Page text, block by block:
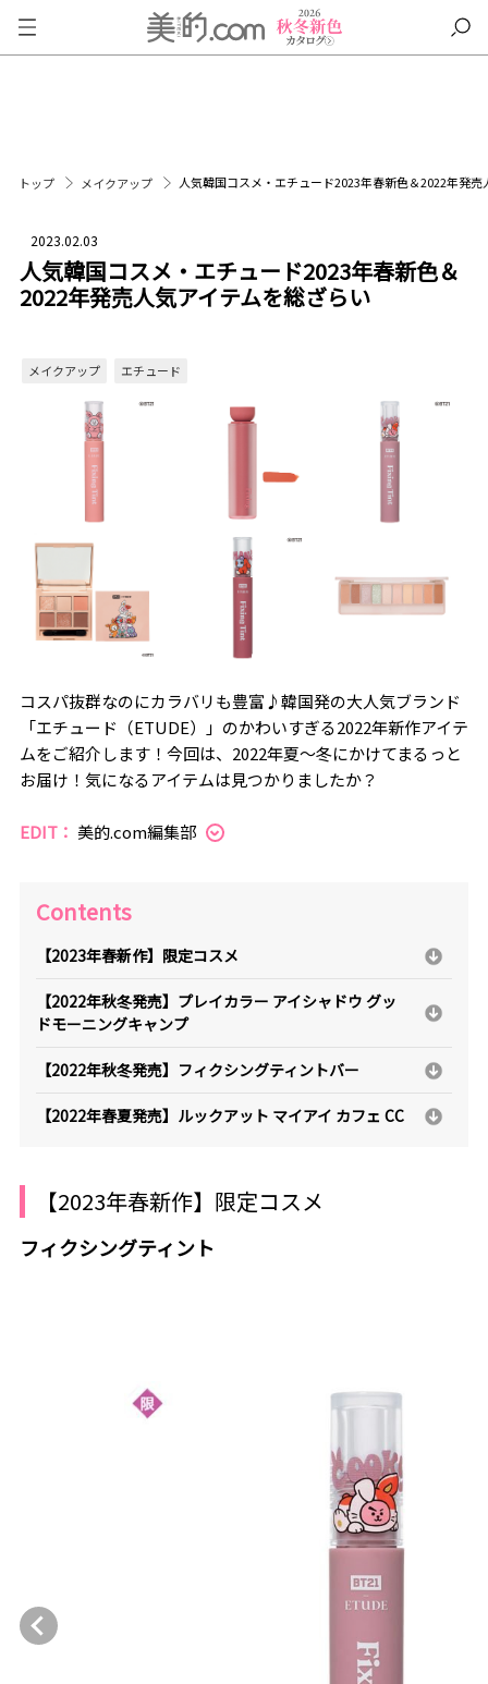
トップ メイクアップ 人気韓国コスメ・エチュード2023年春新色＆2022年発
2023.02.03
人気韓国コスメ・エチュード2023年春新色＆
2022年発売人気アイテムを総ざらい
メイクアップ エチュード
コスパ抜群なのにカラバリも豊富♪韓国発の大人気ブランド
「エチュード（ETUDE）」のかわいすぎる2022年新作アイテ
ムをご紹介します！今回は、2022年夏〜冬にかけてまるっと
お届け！気になるアイテムは見つかりましたか？
EDIT： 美的.com編集部
Contents
【2023年春新作】限定コスメ
【2022年秋冬発売】プレイカラー アイシャドウ グッ
ドモーニングキャンプ
【2022年秋冬発売】フィクシングティントバー
【2022年春夏発売】ルックアット マイアイ カフェ CC
【2023年春新作】限定コスメ
フィクシングティント